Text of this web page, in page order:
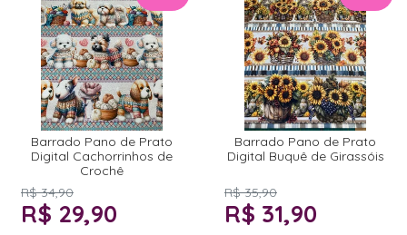
Barrado Pano de Prato
Digital Cachorrinhos de
Crochê
R$ 34,90
R$ 29,90
Barrado Pano de Prato
Digital Buquê de Girassóis
R$ 35,90
R$ 31,90